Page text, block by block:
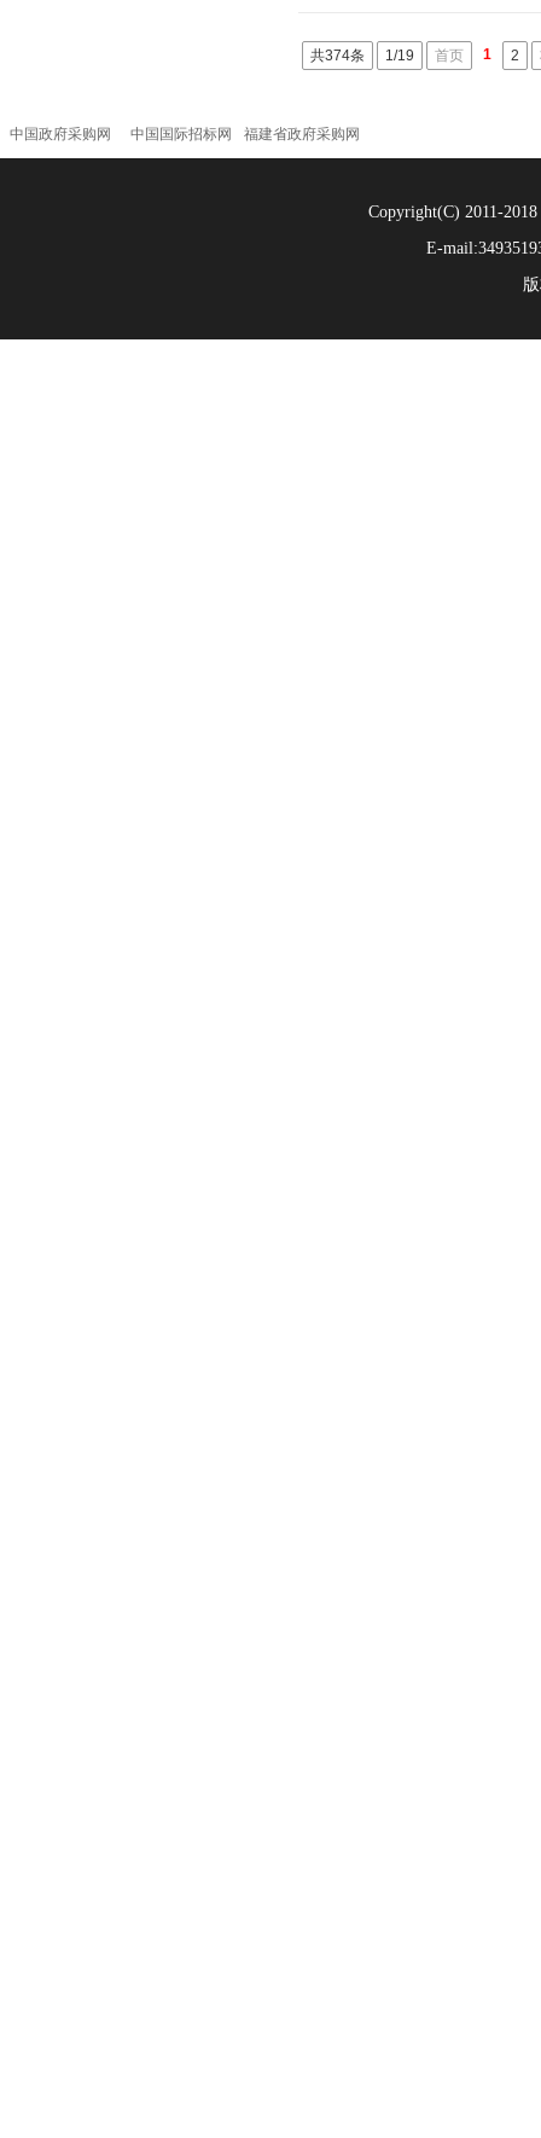
共374条 1/19 首页 1 2
中国政府采购网 中国国际招标网 福建省政府采购网
Copyright(C) 2011-
E-